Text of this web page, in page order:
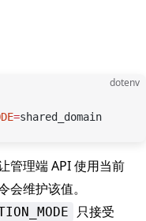
dotenv
=shared_domain
管理端 API 使用当前
会维护该值。
只接受